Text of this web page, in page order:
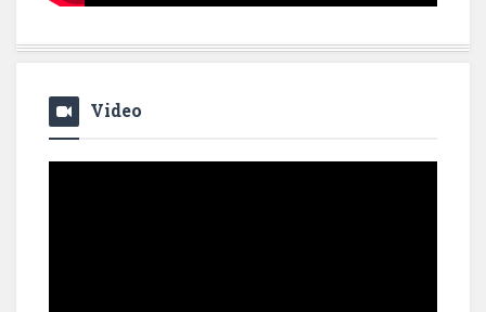
Video